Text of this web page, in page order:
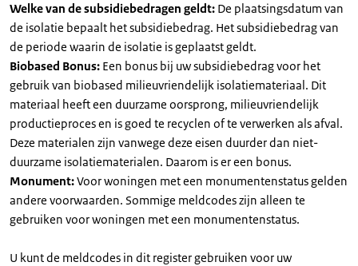
Welke van de subsidiebedragen geldt: De plaatsingsdatum van
de isolatie bepaalt het subsidiebedrag. Het subsidiebedrag van
de periode waarin de isolatie is geplaatst geldt.
Biobased Bonus: Een bonus bij uw subsidiebedrag voor het
gebruik van biobased milieuvriendelijk isolatiemateriaal. Dit
materiaal heeft een duurzame oorsprong, milieuvriendelijk
productieproces en is goed te recyclen of te verwerken als afval.
Deze materialen zijn vanwege deze eisen duurder dan niet-
duurzame isolatiematerialen. Daarom is er een bonus.
Monument:Voor woningen met een monumentenstatus gelden
andere voorwaarden. Sommige meldcodes zijn alleen te
gebruiken voor woningen met een monumentenstatus.
U kunt de meldcodes in dit register gebruiken voor uw